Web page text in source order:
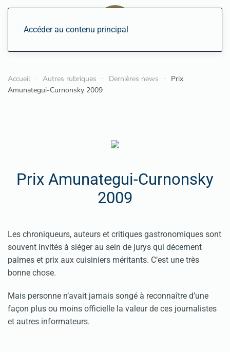
Accéder au contenu principal
Accueil Autres rubriques Dernières news
Prix
Amunategui-Curnonsky 2009
Prix Amunategui-Curnonsky
2009
Les chroniqueurs, auteurs et critiques gastronomiques sont
souvent invités à siéger au sein de jurys qui décernent
palmes et prix aux cuisiniers méritants. C’est une très
bonne chose.
Mais personne n’avait jamais songé à reconnaître d’une
façon plus ou moins officielle la valeur de ces journalistes
et autres informateurs.